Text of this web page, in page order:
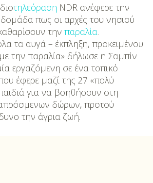
τηλεόραση NDR ανέφερε την
πως οι αρχές του νησιού
την παραλία.
τα αυγά – έκπληξη, προκειμένου
την παραλία» δήλωσε η Σαμπίν
εργαζόμενη σε ένα τοπικό
έφερε μαζί της 27 «πολύ
για να βοηθήσουν στη
δώρων, προτού
την άγρια ζωή.